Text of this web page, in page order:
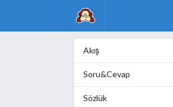
Akış
Soru&Cevap
Sözlük